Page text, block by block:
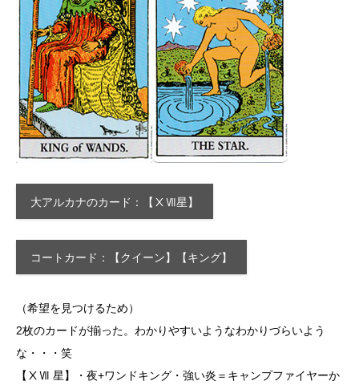
大アルカナのカード：【ⅩⅦ星】
コートカード：【クイーン】【キング】
（希望を見つけるため）
2枚のカードが揃った。わかりやすいようなわかりづらいよう
な・・・笑
【ⅩⅦ 星】・夜+ワンドキング・強い炎＝キャンプファイヤーか